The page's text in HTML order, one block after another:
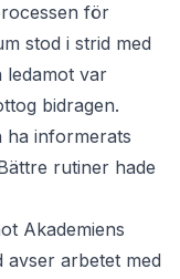
för
stod i strid med
ledamot var
bidragen.
ha informerats
rutiner hade
Akademiens
arbetet med